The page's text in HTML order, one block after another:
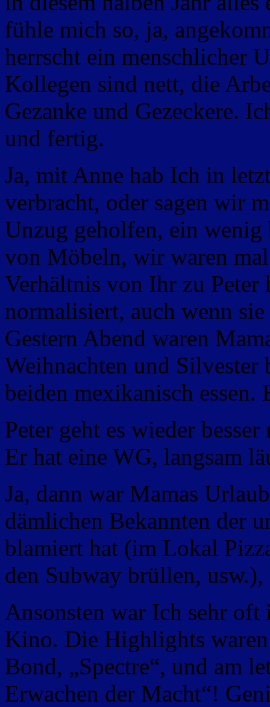
fühle mich so, ja,
herrscht ein menschlicher
Kollegen sind nett, die
Gezanke und Gezeckere.
und fertig.
Ja, mit Anne hab Ich in
verbracht, oder sagen wir
Unzug geholfen, ein
von Möbeln, wir waren
Verhältnis von Ihr zu Peter
normalisiert, auch wenn
Gestern Abend waren
Weihnachten und
beiden mexikanisch essen.
Peter geht es wieder
Er hat eine WG, langsam
Ja, dann war Mamas
dämlichen Bekannten der
blamiert hat (im Lokal
den Subway brüllen, usw.),
Ansonsten war Ich sehr
Kino. Die Highlights
Bond, „Spectre“, und am
Erwachen der Macht“!